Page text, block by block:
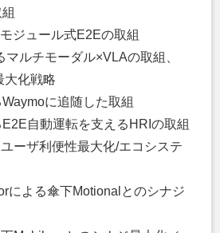
ジュール式E2Eの取組
ルチモーダル×VLAの取組、
大化戦略
に追随した取組
自動運転を支えるHRIの取組
ーザ利便性最大化/エコシステ
による傘下Motionalとのシナジ